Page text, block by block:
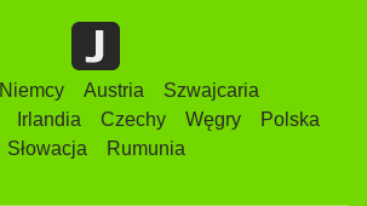
Niemcy Austria
Szwajcaria
Irlandia Czechy Węgry
Polska
Słowacja
Rumunia